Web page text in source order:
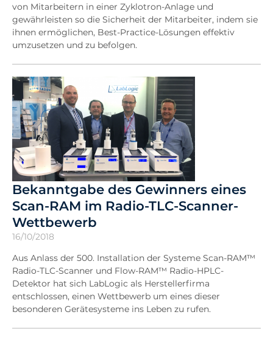
von Mitarbeitern in einer Zyklotron-Anlage und
gewährleisten so die Sicherheit der Mitarbeiter, indem sie
ihnen ermöglichen, Best-Practice-Lösungen effektiv
umzusetzen und zu befolgen.
Bekanntgabe des Gewinners eines
Scan-RAM im Radio-TLC-Scanner-
Wettbewerb
16/10/2018
Aus Anlass der 500. Installation der Systeme Scan-RAM™
Radio-TLC-Scanner und Flow-RAM™ Radio-HPLC-
Detektor hat sich LabLogic als Herstellerfirma
entschlossen, einen Wettbewerb um eines dieser
besonderen Gerätesysteme ins Leben zu rufen.